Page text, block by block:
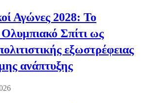
Αγώνες 2028: Το
Σπίτι ως
εξωστρέφειας
ανάπτυξης